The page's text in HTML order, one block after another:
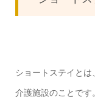
ショートステイと
介護施設のことです。